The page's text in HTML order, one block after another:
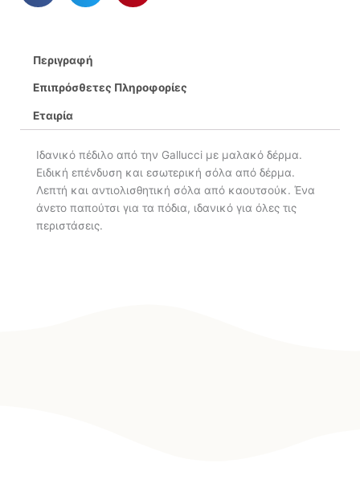
Περιγραφή
Επιπρόσθετες Πληροφορίες
Εταιρία
Ιδανικό πέδιλο από την Gallucci με μαλακό δέρμα.
Ειδική επένδυση και εσωτερική σόλα από δέρμα.
Λεπτή και αντιολισθητική σόλα από καουτσούκ. Ένα
άνετο παπούτσι για τα πόδια, ιδανικό για όλες τις
περιστάσεις.